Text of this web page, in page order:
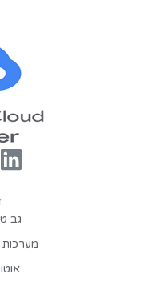
גב
מערכות